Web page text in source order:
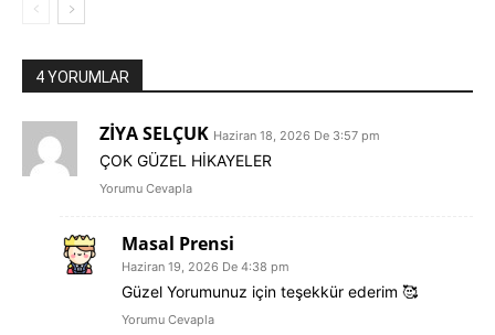
4 YORUMLAR
ZİYA SELÇUK Haziran 18, 2026 De 3:57 pm
ÇOK GÜZEL HİKAYELER
Yorumu Cevapla
Masal Prensi
Haziran 19, 2026 De 4:38 pm
Güzel Yorumunuz için teşekkür ederim 🥰
Yorumu Cevapla